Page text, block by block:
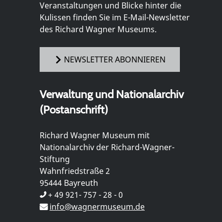
Veranstaltungen und Blicke hinter die
Kulissen finden Sie im E-Mail-Newsletter
des Richard Wagner Museums.
NEWSLETTER ABONNIEREN
Verwaltung und Nationalarchiv
(Postanschrift)
Richard Wagner Museum mit
Nationalarchiv der Richard-Wagner-
Stiftung
Wahnfriedstraße 2
95444 Bayreuth
+ 49 921- 757 - 28 - 0
info@wagnermuseum.de